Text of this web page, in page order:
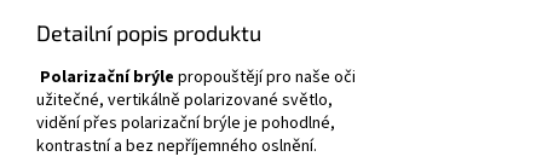
Detailní popis produktu
Polarizační brýle propouštějí pro naše oči
užitečné, vertikálně polarizované světlo,
vidění přes polarizační brýle je pohodlné,
kontrastní a bez nepříjemného oslnění.